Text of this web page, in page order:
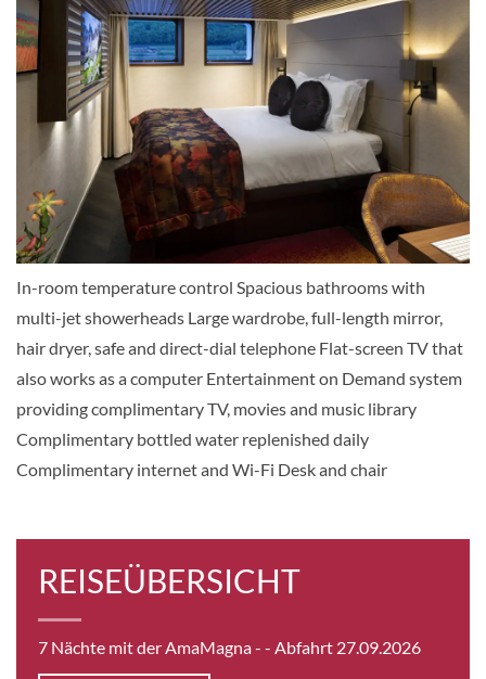
In-room temperature control Spacious bathrooms with
multi-jet showerheads Large wardrobe, full-length mirror,
hair dryer, safe and direct-dial telephone Flat-screen TV that
also works as a computer Entertainment on Demand system
providing complimentary TV, movies and music library
Complimentary bottled water replenished daily
Complimentary internet and Wi-Fi Desk and chair
REISEÜBERSICHT
7 Nächte mit der AmaMagna - - Abfahrt 27.09.2026